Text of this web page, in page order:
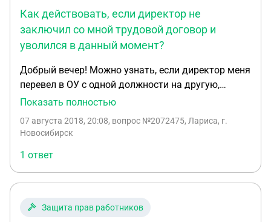
Как действовать, если директор не
заключил со мной трудовой договор и
уволился в данный момент?
Добрый вечер! Можно узнать, если директор меня
перевел в ОУ с одной должности на другую,
приказ о назначении на должность составил, а
но работника не ознакомил, то есть не
такой ситуации? Год заканчивается. Тот договор,
который был им составлен я увидела через
полгода, должностные инструкции не
соответствуют моей должности, он согласен, но
не изменил ТД, поэтому я его не подписала. А
Показать полностью
07 августа 2018, 20:08, вопрос №2072475, Лариса, г.
Новосибирск
1 ответ
Защита прав работников